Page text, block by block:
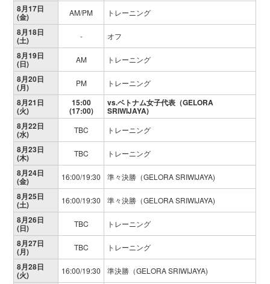
8月17日
(金) AM/PM トレーニング
8月18日
(土) - オフ
8月19日
(日) AM トレーニング
8月20日
(月) PM トレーニング
8月21日
(火)
15:00
(17:00)
vs.ベトナム女子代表（GELORA
SRIWIJAYA)
8月22日
(水) TBC トレーニング
8月23日
(木) TBC トレーニング
8月24日
(金) 16:00/19:30 準々決勝（GELORA SRIWIJAYA)
8月25日
(土) 16:00/19:30 準々決勝（GELORA SRIWIJAYA)
8月26日
(日) TBC トレーニング
8月27日
(月) TBC トレーニング
8月28日
(火) 16:00/19:30 準決勝（GELORA SRIWIJAYA)